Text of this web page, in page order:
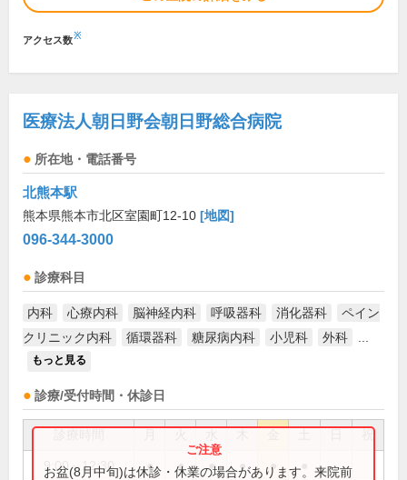
アクセス数※
医療法人朝日野会朝日野総合病院
所在地・電話番号
北熊本駅
熊本県熊本市北区室園町12-10 [地図]
096-344-3000
診療科目
内科 心療内科 脳神経内科 呼吸器科 消化器科
ペイン
クリニック内科
循環器科 糖尿病内科 小児科 外科
もっと見る
診療/受付時間・休診日
祝
9:00～12:30 ● ● ● ● ●
お盆(8月中旬)は休診・休業の場合があります。来院前